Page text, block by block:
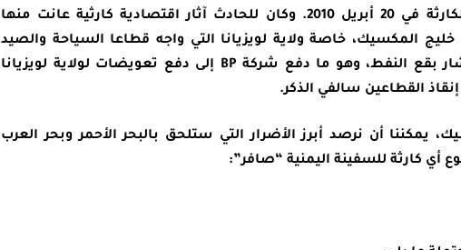
أكثر من 60 دولارًا يوم وقوع الكارثة في 20 أبريل 2010. وكان للحادث آثار اقتصادية كارثية عانت منها
خليج المكسيك، خاصة ولاية لويزيانا التي واجه قطاعا السياحة والصيد
فيها شبح التوقف بسبب انتشار بقع النفط، وهو ما دفع شركة BP إلى دفع تعويضات لولاية لويزيانا
يمكننا أن نرصد أبرز الأضرار التي ستلحق بالبحر الأحمر وبحر العرب
كارثة للسفينة اليمنية “صافر”: